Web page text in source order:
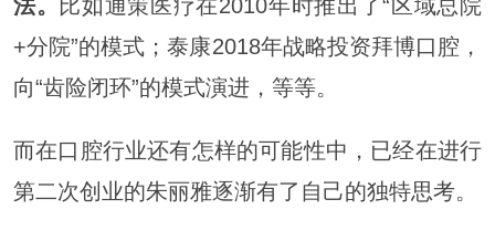
法。
比如通策医疗在2010年时推出了“区域总院
+分院”的模式；泰康2018年战略投资拜博口腔，
向“齿险闭环”的模式演进，等等。
而在口腔行业还有怎样的可能性中，已经在进行
第二次创业的朱丽雅逐渐有了自己的独特思考。